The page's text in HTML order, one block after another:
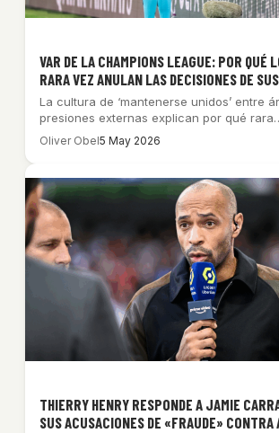
VAR DE LA CHAMPIONS LEAGUE: POR QUÉ
RARA VEZ ANULAN LAS DECISIONES DE
La cultura de ‘mantenerse unidos’ entre
presiones externas explican por qué
Oliver Obel5 May 2026
THIERRY HENRY RESPONDE A JAMIE
SUS ACUSACIONES DE «FRAUDE» CONTRA